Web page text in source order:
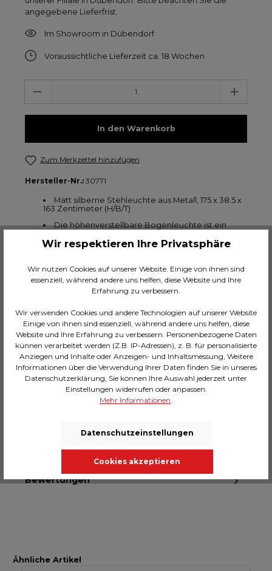
angegebene Lieferfrist.
Im Showroom in Dübendorf
Voraussichtliche Lieferzeit ca. 18 Wochen
In den Warenkorb
Zum Merkzettel hinzufügen
Hersteller-Nr.: 30771
Matt silberne Stehleuchte aus Metall, 175 x 38.5 x
163 Zentimeter (H/B/T)
Die höhenverstellbare Bogenleuchte ist ein
Gefertigt aus Stahl und satiniert für eine
Mit ihrem Gewicht von 20 kg verspricht die
bogenförmige Stehlampe Standfestigkeit
nicht inklusive
Beschreibung
Was ist die perfekte Lampe neben dem Sofa? Für
Bewertungen
Ähnliche Artikel
Wir respektieren Ihre Privatsphäre
Wir nutzen Cookies auf unserer Website. Einige von ihnen sind
essenziell, während andere uns helfen, diese Website und Ihre
Erfahrung zu verbessern.
Wir verwenden Cookies und andere Technologien auf unserer Website
Einige von ihnen sind essenziell, während andere uns helfen, diese
Website und Ihre Erfahrung zu verbessern. Personenbezogene Daten
künnen verarbeitet werden (Z.B. IP-Adressen), z. B. für personalisierte
Anziegen und Inhalte oder Anzeigen- und Inhaltsmessung, Weitere
Informationen über die Verwendung Ihrer Daten finden Sie in unseres
Datenschutzerklärung, Sie können Ihre Auswahl jederzeit unter
Einstellungen widerrufen oder anpassen.
Mehr Informationen
Datenschutzeinstellungen
Cookies akzeptieren